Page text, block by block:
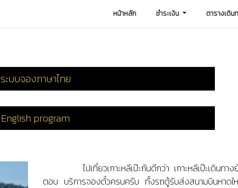
หน้าหลัก ชำระเงิน ตารางเดิน
ระบบจองภาษาไทย
English program
ไปเที่ยวเกาะหลีเป๊ะกันดีกว่า เกาะหลีเป๊ะเดินทา
ตอบ บริการจองตั๋วครบครับ ทั้งรถตู้รับส่งสนามบินหาดให